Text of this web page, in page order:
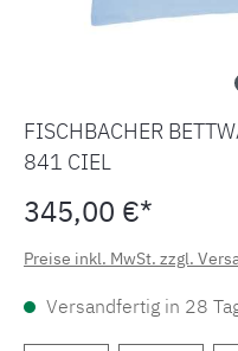
FISCHBACHER
841 CIEL
345,00 €*
Preise inkl. MwSt. zzgl.
Versandfertig in 28